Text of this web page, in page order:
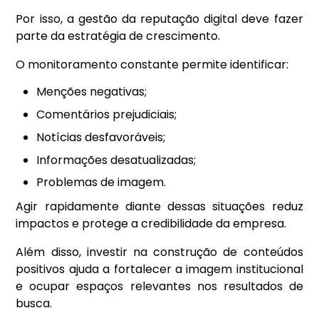
Por isso, a gestão da reputação digital deve fazer
parte da estratégia de crescimento.
O monitoramento constante permite identificar:
Menções negativas;
Comentários prejudiciais;
Notícias desfavoráveis;
Informações desatualizadas;
Problemas de imagem.
Agir rapidamente diante dessas situações reduz
impactos e protege a credibilidade da empresa.
Além disso, investir na construção de conteúdos
positivos ajuda a fortalecer a imagem institucional
e ocupar espaços relevantes nos resultados de
busca.